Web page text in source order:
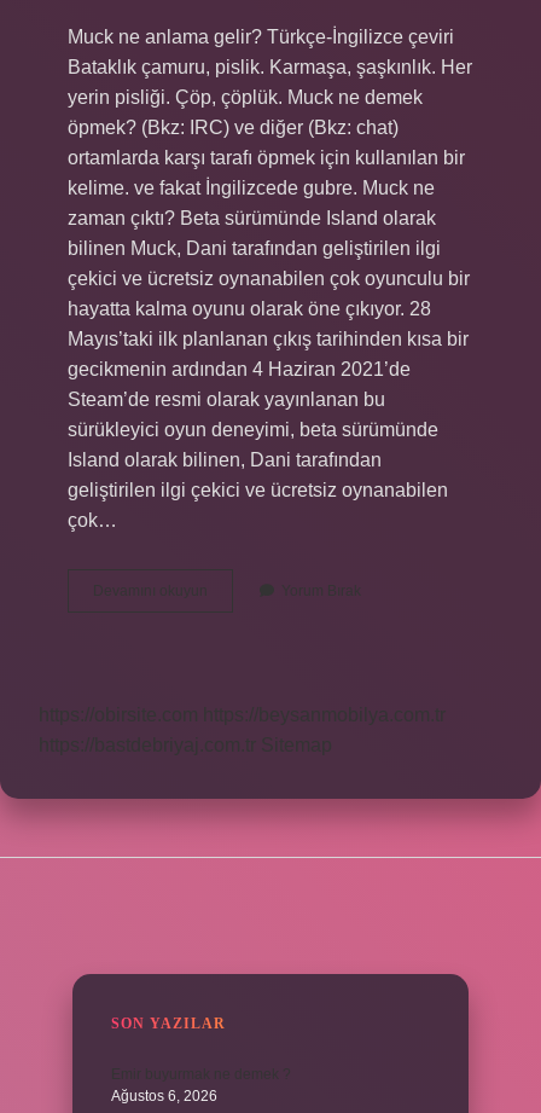
Muck ne anlama gelir? Türkçe-İngilizce çeviri
Bataklık çamuru, pislik. Karmaşa, şaşkınlık. Her
yerin pisliği. Çöp, çöplük. Muck ne demek
öpmek? (Bkz: IRC) ve diğer (Bkz: chat)
ortamlarda karşı tarafı öpmek için kullanılan bir
kelime. ve fakat İngilizcede gubre. Muck ne
zaman çıktı? Beta sürümünde Island olarak
bilinen Muck, Dani tarafından geliştirilen ilgi
çekici ve ücretsiz oynanabilen çok oyunculu bir
hayatta kalma oyunu olarak öne çıkıyor. 28
Mayıs’taki ilk planlanan çıkış tarihinden kısa bir
gecikmenin ardından 4 Haziran 2021’de
Steam’de resmi olarak yayınlanan bu
sürükleyici oyun deneyimi, beta sürümünde
Island olarak bilinen, Dani tarafından
geliştirilen ilgi çekici ve ücretsiz oynanabilen
çok…
Devamını okuyun
Ne
Yorum Bırak
https://obirsite.com
https://beysanmobilya.com.tr
https://bastdebriyaj.com.tr Sitemap
SON YAZILAR
Ağustos 6, 2026